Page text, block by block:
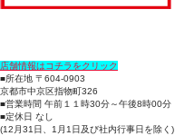
店舗情報はコチラをクリック
■所在地 〒604-0903
京都市中京区指物町326
■営業時間 午前１１時30分～午後8時00分
■定休日 なし
(12月31日、1月1日及び社内行事日を除く)